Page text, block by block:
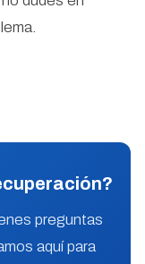
preguntas
aquí para